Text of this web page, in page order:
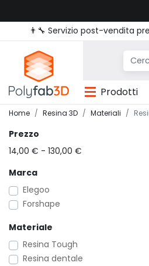
👨‍🔧 Servizio post-vendita
Prodotti
Home Resina 3D Materiali
Prezzo
14,00 € - 130,00 €
Marca
Elegoo
Forshape
Materiale
Resina Tough
Resina dentale